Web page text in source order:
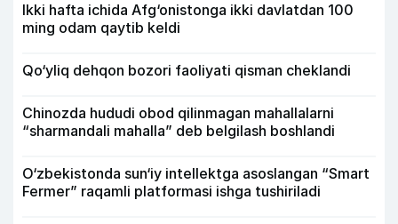
Ikki hafta ichida Afg‘onistonga ikki davlatdan 100
ming odam qaytib keldi
Qo‘yliq dehqon bozori faoliyati qisman cheklandi
Chinozda hududi obod qilinmagan mahallalarni
“sharmandali mahalla” deb belgilash boshlandi
O‘zbekistonda sun‘iy intellektga asoslangan “Smart
Fermer” raqamli platformasi ishga tushiriladi